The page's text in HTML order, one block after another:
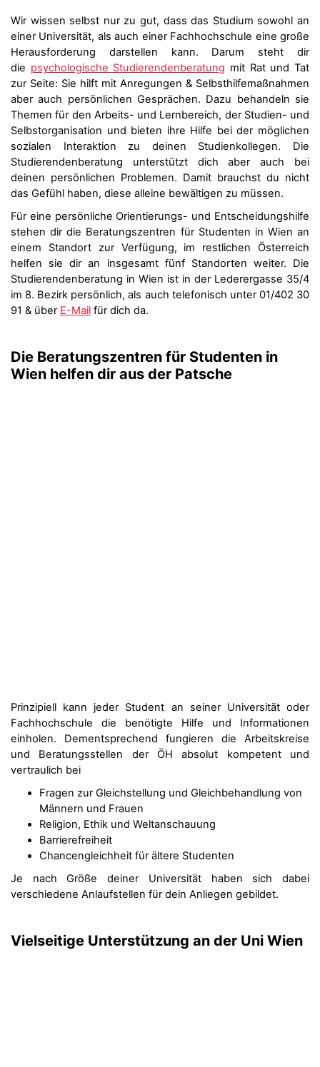
Wir wissen selbst nur zu gut, dass das Studium sowohl an
einer Universität, als auch einer Fachhochschule eine große
Herausforderung darstellen kann. Darum steht dir
die psychologische Studierendenberatung mit Rat und Tat
zur Seite: Sie hilft mit Anregungen & Selbsthilfemaßnahmen
aber auch persönlichen Gesprächen. Dazu behandeln sie
Themen für den Arbeits- und Lernbereich, der Studien- und
Selbstorganisation und bieten ihre Hilfe bei der möglichen
sozialen Interaktion zu deinen Studienkollegen. Die
Studierendenberatung unterstützt dich aber auch bei
deinen persönlichen Problemen. Damit brauchst du nicht
das Gefühl haben, diese alleine bewältigen zu müssen.
Für eine persönliche Orientierungs- und Entscheidungshilfe
stehen dir die Beratungszentren für Studenten in Wien an
einem Standort zur Verfügung, im restlichen Österreich
helfen sie dir an insgesamt fünf Standorten weiter. Die
Studierendenberatung in Wien ist in der Lederergasse 35/4
im 8. Bezirk persönlich, als auch telefonisch unter 01/402 30
91 & über E-Mail für dich da.
Die Beratungszentren für Studenten in
Wien helfen dir aus der Patsche
Prinzipiell kann jeder Student an seiner Universität oder
Fachhochschule die benötigte Hilfe und Informationen
einholen. Dementsprechend fungieren die Arbeitskreise
und Beratungsstellen der ÖH absolut kompetent und
vertraulich bei
Fragen zur Gleichstellung und Gleichbehandlung von
Männern und Frauen
Religion, Ethik und Weltanschauung
Barrierefreiheit
Chancengleichheit für ältere Studenten
Je nach Größe deiner Universität haben sich dabei
verschiedene Anlaufstellen für dein Anliegen gebildet.
Vielseitige Unterstützung an der Uni Wien